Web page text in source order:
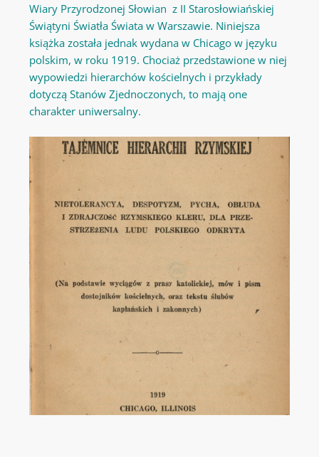
Wiary Przyrodzonej Słowian z II Starosłowiańskiej
Świątyni Światła Świata w Warszawie. Niniejsza
książka została jednak wydana w Chicago w języku
polskim, w roku 1919. Chociaż przedstawione w niej
wypowiedzi hierarchów kościelnych i przykłady
dotyczą Stanów Zjednoczonych, to mają one
charakter uniwersalny.